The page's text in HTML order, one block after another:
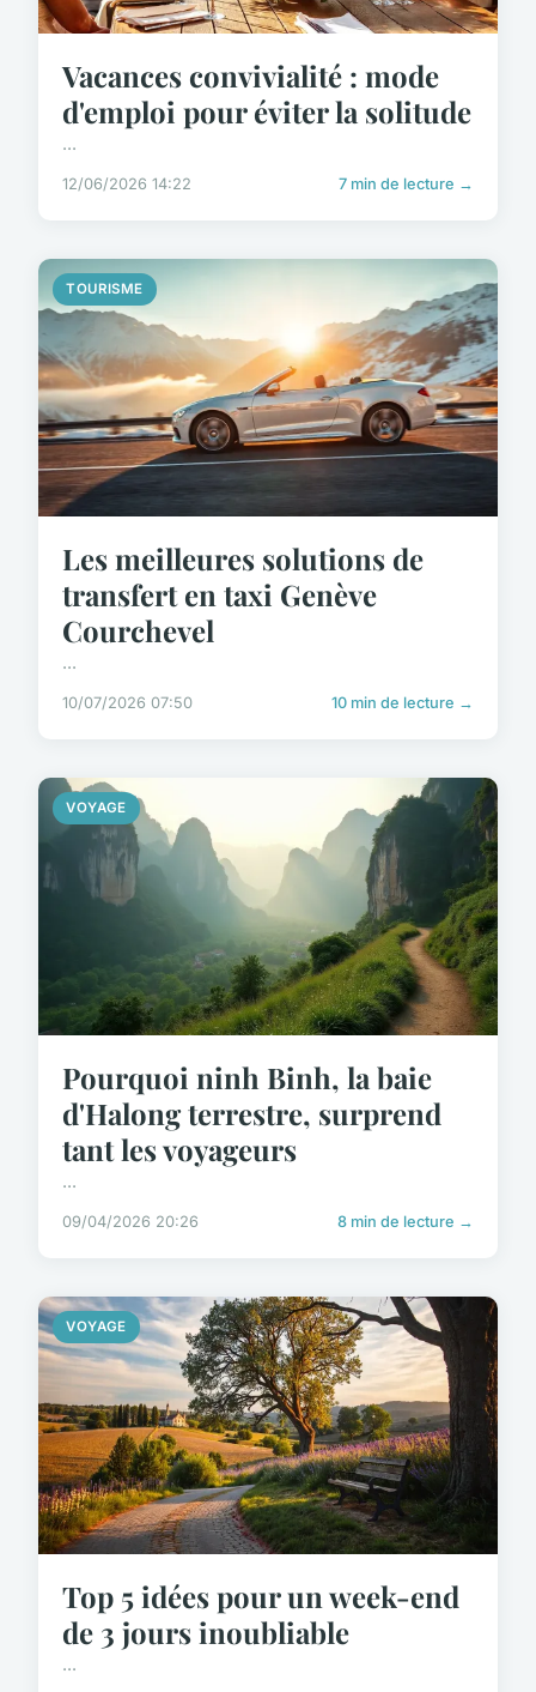
Vacances convivialité : mode
d'emploi pour éviter la solitude
...
12/06/2026 14:22 7 min de lecture →
TOURISME
Les meilleures solutions de
transfert en taxi Genève
Courchevel
...
10/07/2026 07:50 10 min de lecture →
VOYAGE
Pourquoi ninh Binh, la baie
d'Halong terrestre, surprend
tant les voyageurs
...
09/04/2026 20:26 8 min de lecture →
VOYAGE
Top 5 idées pour un week-end
de 3 jours inoubliable
...